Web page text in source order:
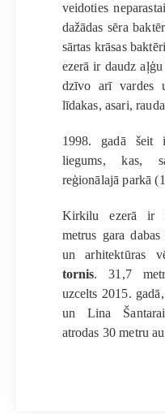
veidoties
dažādas sēra
sārtas krāsas
ezerā ir daudz
dzīvo arī vardes
līdakas, asari,
1998. gadā šeit
liegums, kas,
reģionālajā parkā
Kirkilu ezerā ir
metrus gara
un arhitektūras
tornis. 31,7
uzcelts 2015.
un Lina
atrodas 30 metru